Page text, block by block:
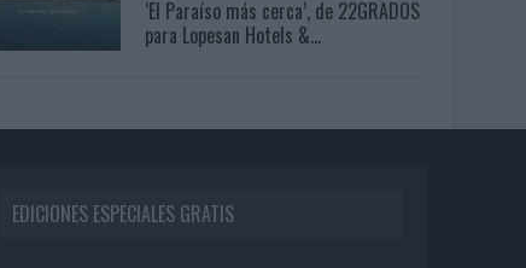
‘El Paraíso más cerca’, de 22GRADOS
para Lopesan Hotels &...
EDICIONES ESPECIALES GRATIS